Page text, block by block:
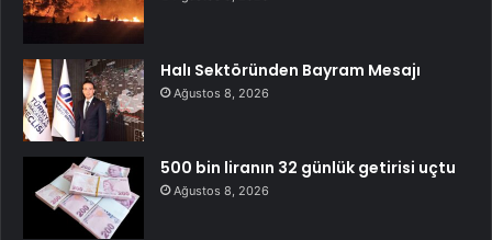
Halı Sektöründen Bayram Mesajı
Ağustos 8, 2026
500 bin liranın 32 günlük getirisi uçtu
Ağustos 8, 2026